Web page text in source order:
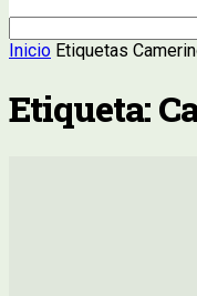
Inicio Etiquetas
Etiqueta: